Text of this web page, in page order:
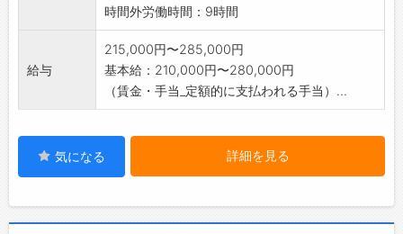
時間外労働時間：9時間
給与
215,000円〜285,000円
基本給：210,000円〜280,000円
（賃金・手当_定額的に支払われる手当）...
気になる 詳細を見る